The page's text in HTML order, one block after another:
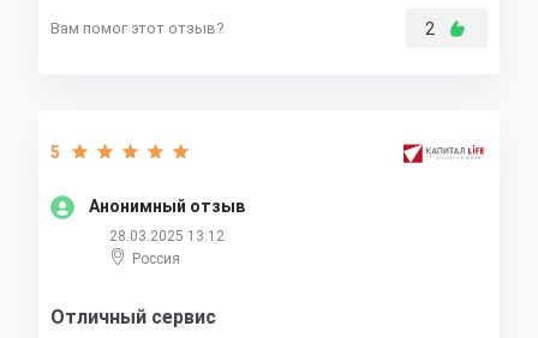
Вам помог этот отзыв? 2
Анонимный отзыв
5
28.03.2025 13:12
Россия
Отличный сервис